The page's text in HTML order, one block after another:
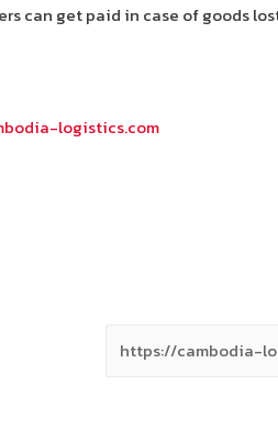
can get paid in case of goods
logistics.com